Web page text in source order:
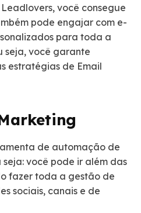
Leadlovers, você consegue
pode engajar com e-
para toda a
seja, você garante
estratégias de Email
de automação de
você pode ir além das
fazer toda a gestão de
sociais, canais e de